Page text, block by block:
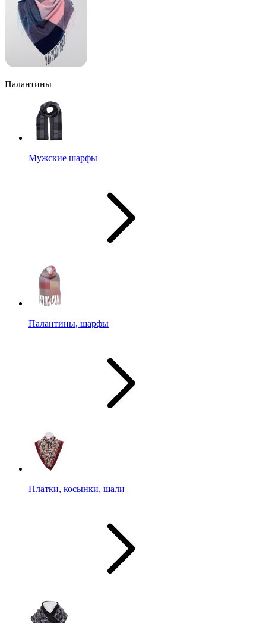
Палантины
Мужские шарфы
Палантины, шарфы
Платки, косынки, шали